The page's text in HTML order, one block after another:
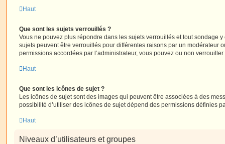
Haut
Que sont les sujets verrouillés ?
Vous ne pouvez plus répondre dans les sujets verrouillés et tout sondage
sujets peuvent être verrouillés pour différentes raisons par un modérateur
permissions accordées par l’administrateur, vous pouvez ou non
Haut
Que sont les icônes de sujet ?
Les icônes de sujet sont des images qui peuvent être associées à des
possibilité d’utiliser des icônes de sujet dépend des permissions définies
Haut
Niveaux d’utilisateurs et groupes